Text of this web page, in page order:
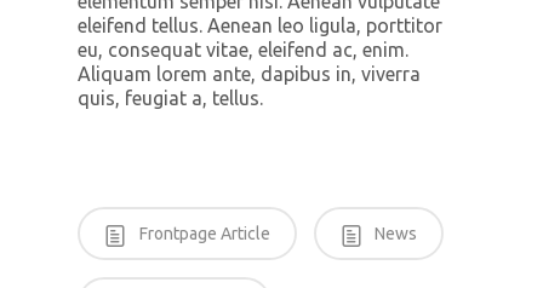
eleifend tellus. Aenean leo ligula, porttitor
eu, consequat vitae, eleifend ac, enim.
Aliquam lorem ante, dapibus in, viverra
quis, feugiat a, tellus.
Frontpage Article News